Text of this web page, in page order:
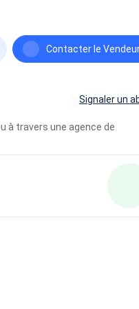
Contacter le
Signaler un
à travers une agence de